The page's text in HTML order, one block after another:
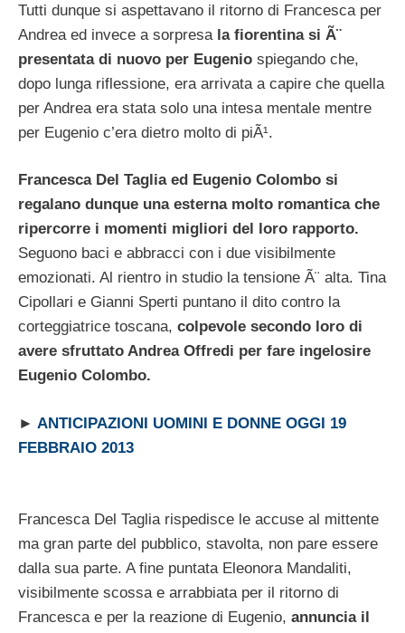
Tutti dunque si aspettavano il ritorno di Francesca per
Andrea ed invece a sorpresa la fiorentina si Ã¨
presentata di nuovo per Eugenio spiegando che,
dopo lunga riflessione, era arrivata a capire che quella
per Andrea era stata solo una intesa mentale mentre
per Eugenio c’era dietro molto di piÃ¹.
Francesca Del Taglia ed Eugenio Colombo si
regalano dunque una esterna molto romantica che
ripercorre i momenti migliori del loro rapporto.
Seguono baci e abbracci con i due visibilmente
emozionati. Al rientro in studio la tensione Ã¨ alta. Tina
Cipollari e Gianni Sperti puntano il dito contro la
corteggiatrice toscana, colpevole secondo loro di
avere sfruttato Andrea Offredi per fare ingelosire
Eugenio Colombo.
► ANTICIPAZIONI UOMINI E DONNE OGGI 19
FEBBRAIO 2013
Francesca Del Taglia rispedisce le accuse al mittente
ma gran parte del pubblico, stavolta, non pare essere
dalla sua parte. A fine puntata Eleonora Mandaliti,
visibilmente scossa e arrabbiata per il ritorno di
Francesca e per la reazione di Eugenio, annuncia il